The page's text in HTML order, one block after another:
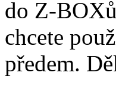
do Z-
chcete
předem.